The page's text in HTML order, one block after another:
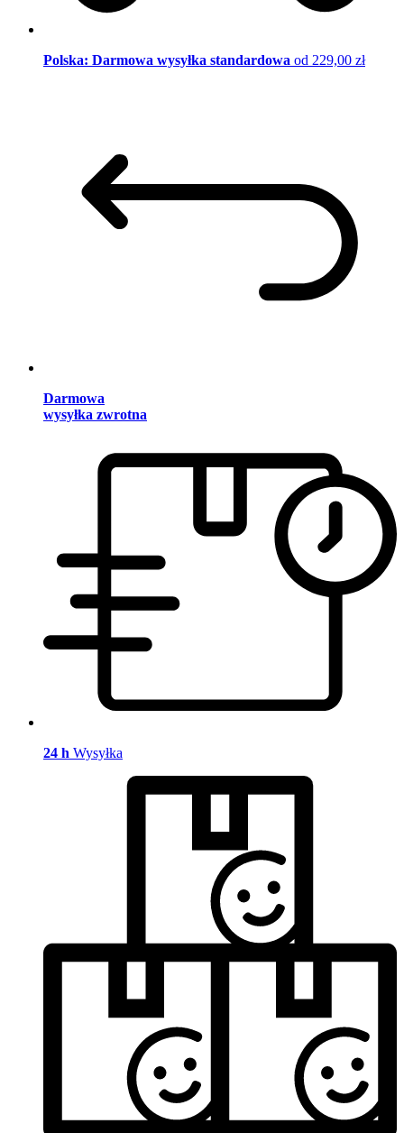
Polska: Darmowa wysyłka standardowa od 229,00 zł
Darmowa
wysyłka zwrotna
24 h Wysyłka